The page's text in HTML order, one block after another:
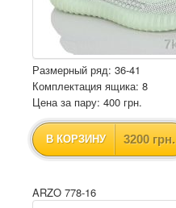
Размерный ряд: 36-41
Комплектация ящика: 8
Цена за пару: 400 грн.
В КОРЗИНУ 3200 грн.
ARZO 778-16